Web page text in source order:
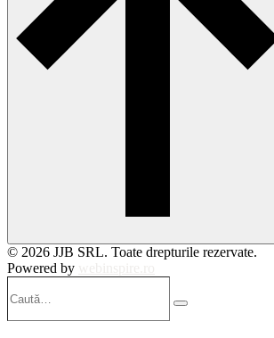
© 2026 JJB SRL. Toate drepturile rezervate.
Powered by
Search